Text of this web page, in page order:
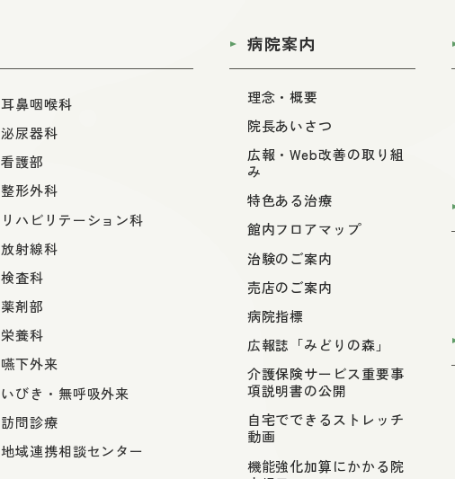
耳鼻咽喉科
泌尿器科
看護部
整形外科
リハビリテーション科
放射線科
検査科
薬剤部
栄養科
嚥下外来
いびき・無呼吸外来
訪問診療
地域連携相談センター
病院案内
理念・概要
院長あいさつ
広報・Web改善の取り組
み
特色ある治療
館内フロアマップ
治験のご案内
売店のご案内
病院指標
広報誌「みどりの森」
介護保険サービス重要事
項説明書の公開
自宅でできるストレッチ
動画
機能強化加算にかかる院